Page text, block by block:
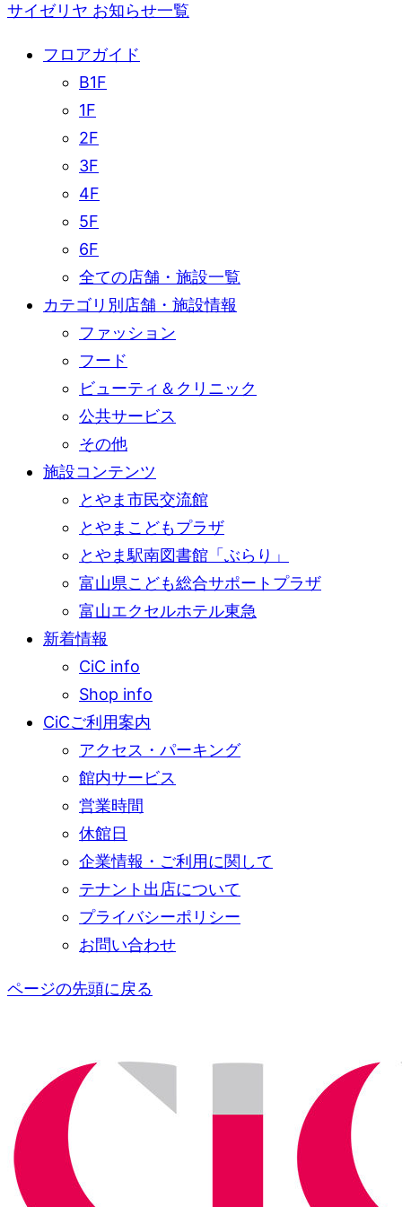
サイゼリヤ お知らせ一覧
フロアガイド
B1F
1F
2F
3F
4F
5F
6F
全ての店舗・施設一覧
カテゴリ別店舗・施設情報
ファッション
フード
ビューティ＆クリニック
公共サービス
その他
施設コンテンツ
とやま市民交流館
とやまこどもプラザ
とやま駅南図書館「ぶらり」
富山県こども総合サポートプラザ
富山エクセルホテル東急
新着情報
CiC info
Shop info
CiCご利用案内
アクセス・パーキング
館内サービス
営業時間
休館日
企業情報・ご利用に関して
テナント出店について
プライバシーポリシー
お問い合わせ
ページの先頭に戻る